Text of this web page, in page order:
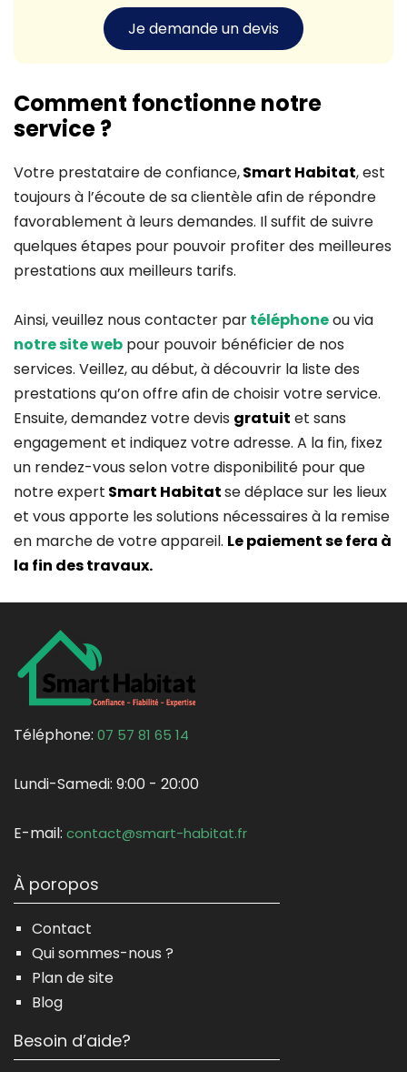
Je demande un devis
Comment fonctionne notre
service ?
Votre prestataire de confiance,Smart Habitat, est
toujours à l’écoute de sa clientèle afin de répondre
favorablement à leurs demandes. Il suffit de suivre
quelques étapes pour pouvoir profiter des meilleures
prestations aux meilleurs tarifs.
Ainsi, veuillez nous contacter partéléphoneou via
notre site web pour pouvoir bénéficier de nos
services. Veillez, au début, à découvrir la liste des
prestations qu’on offre afin de choisir votre service.
Ensuite, demandez votre devis gratuit et sans
engagement et indiquez votre adresse. A la fin, fixez
un rendez-vous selon votre disponibilité pour que
notre expert Smart Habitatse déplace sur les lieux
et vous apporte les solutions nécessaires à la remise
en marche de votre appareil. Le paiement se fera à
la fin des travaux.
Téléphone: 07 57 81 65 14
Lundi-Samedi: 9:00 - 20:00
E-mail: contact@smart-habitat.fr
À poropos
Contact
Qui sommes-nous ?
Plan de site
Blog
Besoin d’aide?